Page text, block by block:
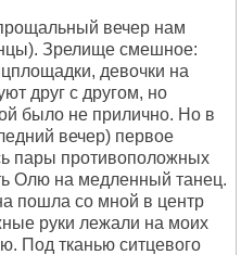
вечер нам
Зрелище смешное:
девочки на
друг с другом, но
было не прилично. Но в
вечер) первое
пары противоположных
Олю на медленный танец.
пошла со мной в центр
руки лежали на моих
Под тканью ситцевого